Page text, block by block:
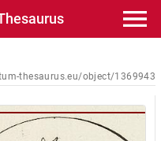
thesaurus.eu/object/1369943